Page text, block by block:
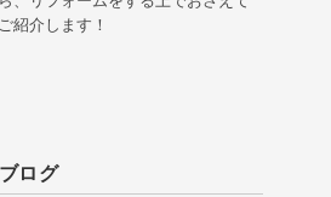
紹介します！
ログ